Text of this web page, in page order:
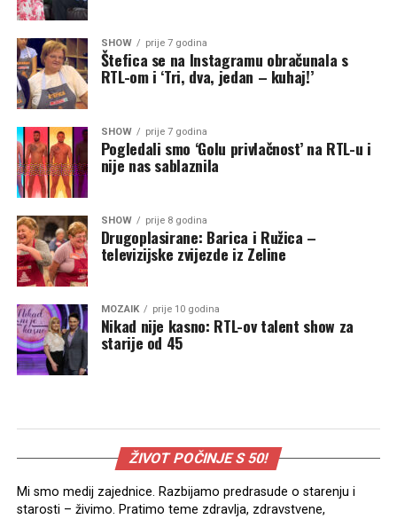
SHOW prije 7 godina
Štefica se na Instagramu obračunala s
RTL-om i ‘Tri, dva, jedan – kuhaj!’
SHOW prije 7 godina
Pogledali smo ‘Golu privlačnost’ na RTL-u i
nije nas sablaznila
SHOW prije 8 godina
Drugoplasirane: Barica i Ružica –
televizijske zvijezde iz Zeline
MOZAIK prije 10 godina
Nikad nije kasno: RTL-ov talent show za
starije od 45
ŽIVOT POČINJE S 50!
Mi smo medij zajednice. Razbijamo predrasude o starenju i
starosti – živimo. Pratimo teme zdravlja, zdravstvene,